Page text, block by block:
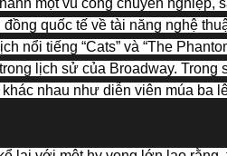
quốc tế về tài năng nghệ
nổi tiếng “Cats” và “The
lịch sử của Broadway.
nhau như diễn viên múa ba